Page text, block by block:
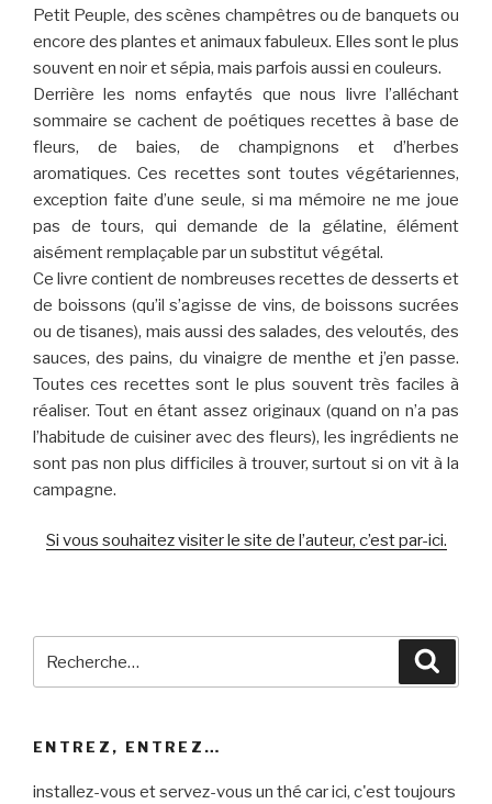
Petit Peuple, des scènes champêtres ou de banquets ou
encore des plantes et animaux fabuleux. Elles sont le plus
souvent en noir et sépia, mais parfois aussi en couleurs.
Derrière les noms enfaytés que nous livre l’alléchant
sommaire se cachent de poétiques recettes à base de
fleurs, de baies, de champignons et d’herbes
aromatiques. Ces recettes sont toutes végétariennes,
exception faite d’une seule, si ma mémoire ne me joue
pas de tours, qui demande de la gélatine, élément
aisément remplaçable par un substitut végétal.
Ce livre contient de nombreuses recettes de desserts et
de boissons (qu’il s’agisse de vins, de boissons sucrées
ou de tisanes), mais aussi des salades, des veloutés, des
sauces, des pains, du vinaigre de menthe et j’en passe.
Toutes ces recettes sont le plus souvent très faciles à
réaliser. Tout en étant assez originaux (quand on n’a pas
l’habitude de cuisiner avec des fleurs), les ingrédients ne
sont pas non plus difficiles à trouver, surtout si on vit à la
campagne.
Si vous souhaitez visiter le site de l’auteur, c’est par-ici.
pour
ENTREZ, ENTREZ…
installez-vous et servez-vous un thé car ici, c'est toujours